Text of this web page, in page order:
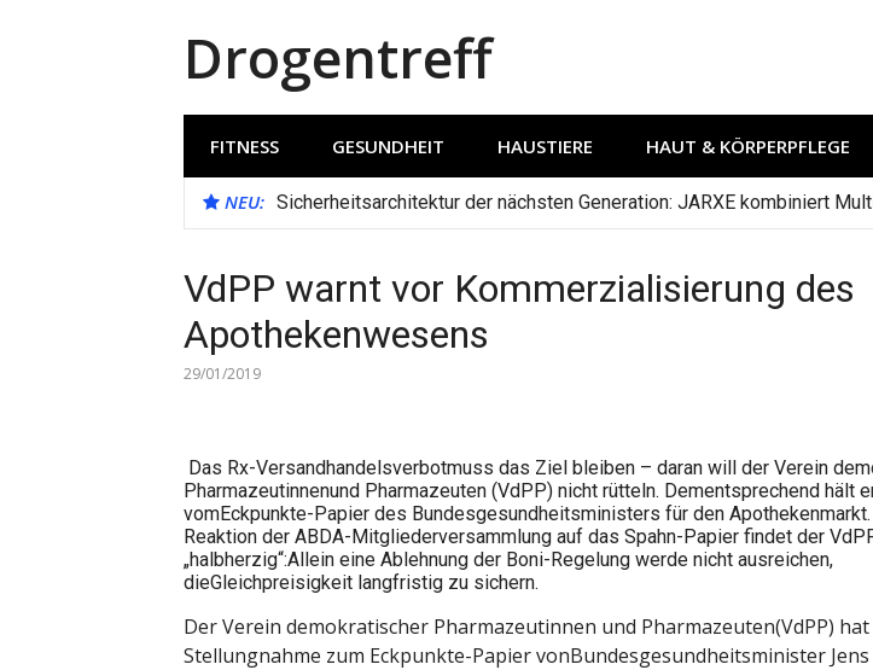
Drogentreff
FITNESS GESUNDHEIT HAUSTIERE HAUT & KÖRPERPFLEGE
NEU: Sicherheitsarchitektur der nächsten Generation: JARXE kombiniert
VdPP warnt vor Kommerzialisierung des
Apothekenwesens
29/01/2019
Das Rx-Versandhandelsverbotmuss das Ziel bleiben – daran will der Verein
Pharmazeutinnenund Pharmazeuten (VdPP) nicht rütteln. Dementsprechend hält
vomEckpunkte-Papier des Bundesgesundheitsministers für den
Reaktion der ABDA-Mitgliederversammlung auf das Spahn-Papier findet der
„halbherzig“:Allein eine Ablehnung der Boni-Regelung werde nicht ausreichen,
dieGleichpreisigkeit langfristig zu sichern.
Der Verein demokratischer Pharmazeutinnen und Pharmazeuten(VdPP) hat
Stellungnahme zum Eckpunkte-Papier vonBundesgesundheitsminister Jens